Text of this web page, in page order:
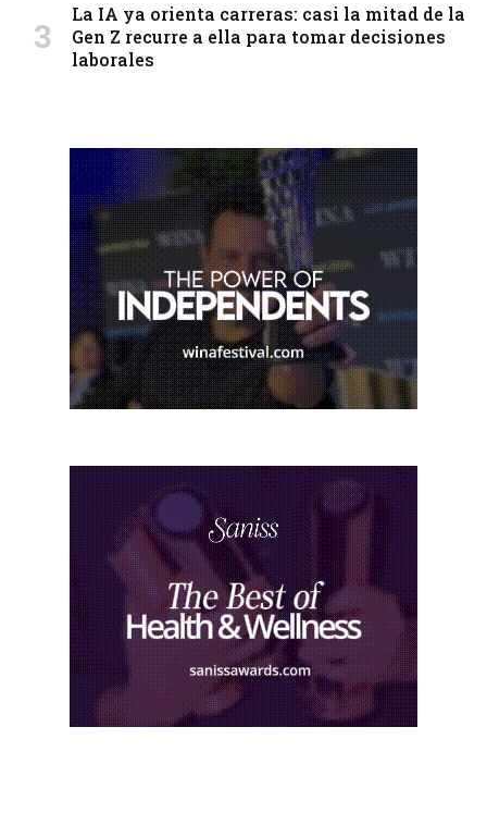
La IA ya orienta carreras: casi la mitad de la
Gen Z recurre a ella para tomar decisiones
laborales